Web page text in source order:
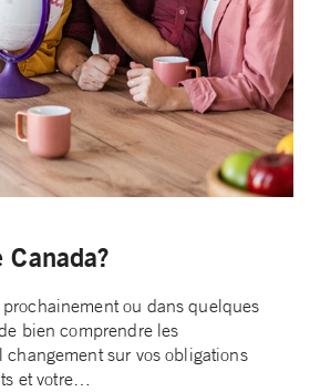
ou dans quelques
bien comprendre les
changement sur vos obligations
et votre…